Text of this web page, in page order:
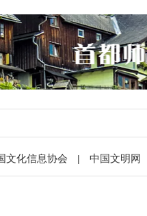
文化信息协会 | 中国文明网